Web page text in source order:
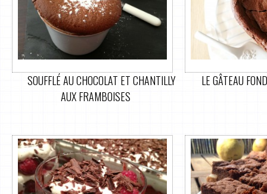
SOUFFLÉ AU CHOCOLAT ET CHANTILLY
AUX FRAMBOISES
LE GÂTEAU